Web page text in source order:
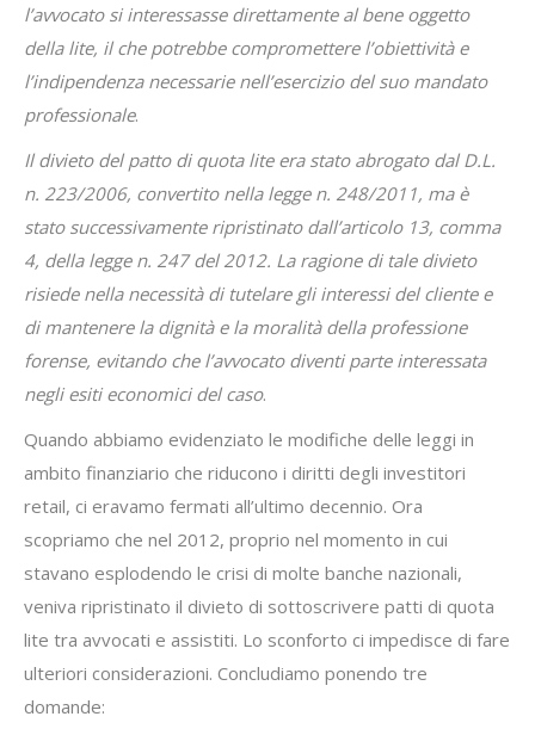
l’avvocato si interessasse direttamente al bene oggetto
della lite, il che potrebbe compromettere l’obiettività e
l’indipendenza necessarie nell’esercizio del suo mandato
professionale.
Il divieto del patto di quota lite era stato abrogato dal D.L.
n. 223/2006, convertito nella legge n. 248/2011, ma è
stato successivamente ripristinato dall’articolo 13, comma
4, della legge n. 247 del 2012. La ragione di tale divieto
risiede nella necessità di tutelare gli interessi del cliente e
di mantenere la dignità e la moralità della professione
forense, evitando che l’avvocato diventi parte interessata
negli esiti economici del caso.
Quando abbiamo evidenziato le modifiche delle leggi in
ambito finanziario che riducono i diritti degli investitori
retail, ci eravamo fermati all’ultimo decennio. Ora
scopriamo che nel 2012, proprio nel momento in cui
stavano esplodendo le crisi di molte banche nazionali,
veniva ripristinato il divieto di sottoscrivere patti di quota
lite tra avvocati e assistiti. Lo sconforto ci impedisce di fare
ulteriori considerazioni. Concludiamo ponendo tre
domande: